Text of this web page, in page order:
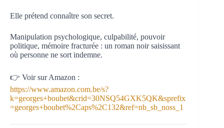
Elle prétend connaître son secret.
Manipulation psychologique, culpabilité, pouvoir
politique, mémoire fracturée : un roman noir saisissant
où personne ne sort indemne.
👉 Voir sur Amazon :
https://www.amazon.com.be/s?
k=georges+boubet&crid=30NSQ54GXK5QK&sprefix
=georges+boubet%2Caps%2C132&ref=nb_sb_noss_1